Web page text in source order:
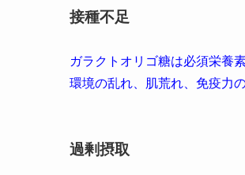
接種不足
ガラクトオリゴ糖は必須栄養
環境の乱れ、肌荒れ、免疫力
過剰摂取